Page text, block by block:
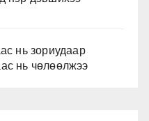
нь зориудаар
нь чөлөөлжээ